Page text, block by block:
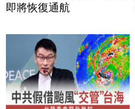
即將恢復通航